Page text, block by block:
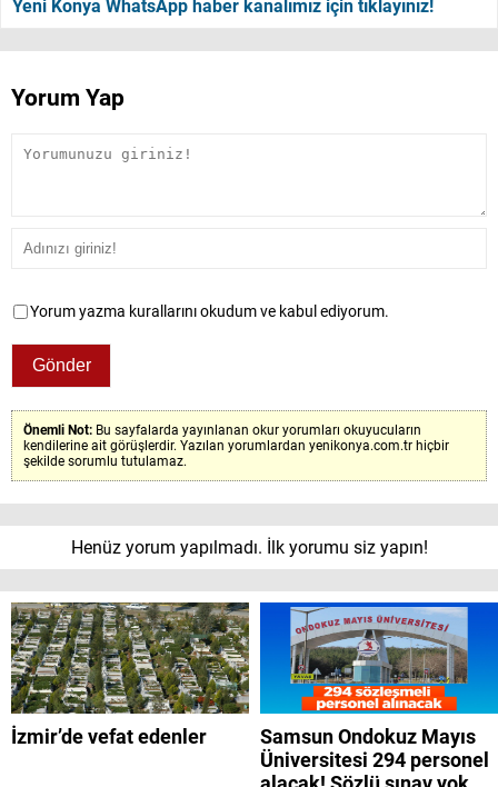
Yeni Konya WhatsApp haber kanalımız için tıklayınız!
Yorum Yap
Yorum yazma kurallarını okudum ve kabul ediyorum.
Önemli Not: Bu sayfalarda yayınlanan okur yorumları okuyucuların
kendilerine ait görüşlerdir. Yazılan yorumlardan yenikonya.com.tr hiçbir
şekilde sorumlu tutulamaz.
Henüz yorum yapılmadı. İlk yorumu siz yapın!
İzmir’de vefat edenler
Samsun Ondokuz Mayıs
Üniversitesi 294 personel